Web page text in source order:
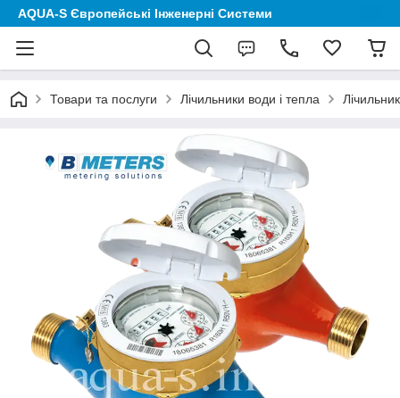
AQUA-S Європейські Інженерні Системи
Товари та послуги Лічильники води і тепла